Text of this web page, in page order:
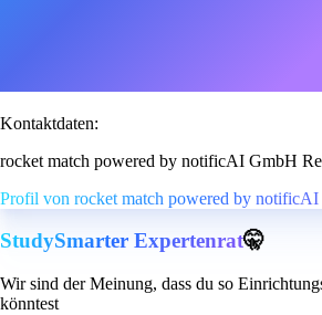
Kontaktdaten:
rocket match powered by notificAI GmbH
Profil von rocket match powered by notificAI
StudySmarter Expertenrat🤫
Wir sind der Meinung, dass du so
könntest